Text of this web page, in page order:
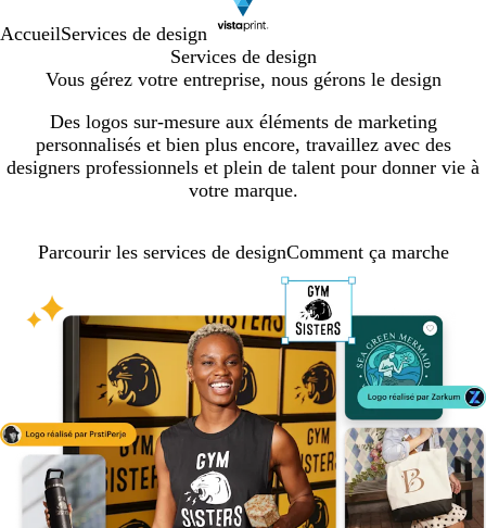
AccueilServices de design
Services de design
Vous gérez votre entreprise, nous gérons le design
Des logos sur-mesure aux éléments de marketing
personnalisés et bien plus encore, travaillez avec des
designers professionnels et plein de talent pour donner vie à
votre marque.
Parcourir les services de designComment ça marche